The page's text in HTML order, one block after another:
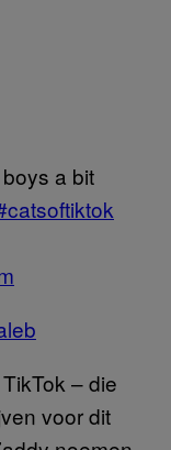
a bit
– die
voor dit